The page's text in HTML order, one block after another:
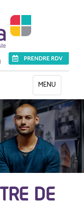
Toggle
navigation
MENU
DE